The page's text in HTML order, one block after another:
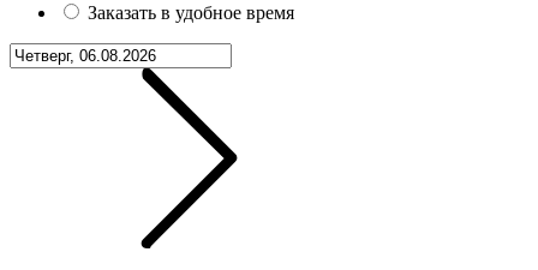
Заказать в удобное время